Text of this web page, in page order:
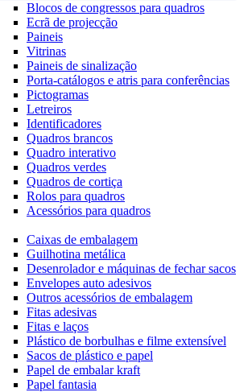
Blocos de congressos para quadros
Ecrã de projecção
Paineis
Vitrinas
Paineis de sinalização
Porta-catálogos e atris para conferências
Pictogramas
Letreiros
Identificadores
Quadros brancos
Quadro interativo
Quadros verdes
Quadros de cortiça
Rolos para quadros
Acessórios para quadros
Caixas de embalagem
Guilhotina metálica
Desenrolador e máquinas de fechar sacos
Envelopes auto adesivos
Outros acessórios de embalagem
Fitas adesivas
Fitas e laços
Plástico de borbulhas e filme extensível
Sacos de plástico e papel
Papel de embalar kraft
Papel fantasia